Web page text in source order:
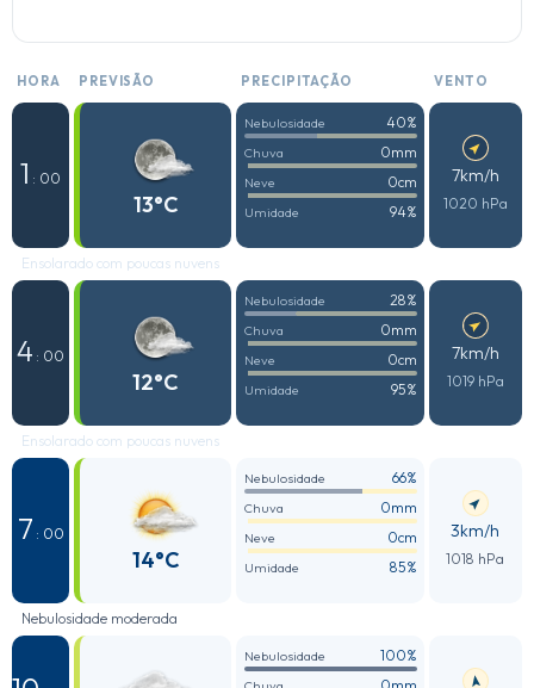
HORA PREVISÃO PRECIPITAÇÃO VENTO
1 : 00
13°C
Nebulosidade 40%
Chuva 0mm
Neve 0cm
Umidade 94%
7km/h
1020 hPa
Ensolarado com poucas nuvens
4 : 00
12°C
Nebulosidade 28%
Chuva 0mm
Neve 0cm
Umidade 95%
7km/h
1019 hPa
Ensolarado com poucas nuvens
7 : 00
14°C
Nebulosidade 66%
Chuva 0mm
Neve 0cm
Umidade 85%
3km/h
1018 hPa
Nebulosidade moderada
Nebulosidade 100%